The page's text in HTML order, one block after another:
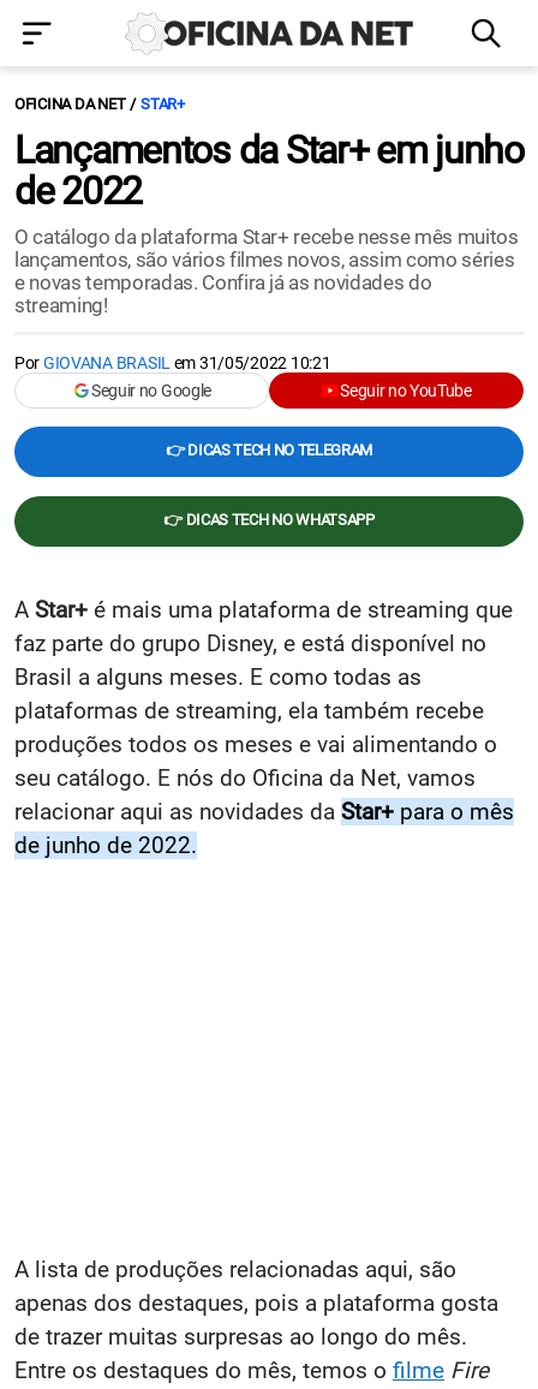
OFICINA DA NET STAR+
Lançamentos da Star+ em junho
de 2022
O catálogo da plataforma Star+ recebe nesse mês muitos
lançamentos, são vários filmes novos, assim como séries
e novas temporadas. Confira já as novidades do
streaming!
PorGIOVANA BRASIL em31/05/2022 10:21
Seguir no Google
Seguir no YouTube
👉 DICAS TECH NO TELEGRAM
👉 DICAS TECH NO WHATSAPP
A Star+ é mais uma plataforma de streaming que
faz parte do grupo Disney, e está disponível no
Brasil a alguns meses. E como todas as
plataformas de streaming, ela também recebe
produções todos os meses e vai alimentando o
seu catálogo. E nós do Oficina da Net, vamos
relacionar aqui as novidades da Star+ para o mês
de junho de 2022.
A lista de produções relacionadas aqui, são
apenas dos destaques, pois a plataforma gosta
de trazer muitas surpresas ao longo do mês.
Entre os destaques do mês, temos o filme Fire